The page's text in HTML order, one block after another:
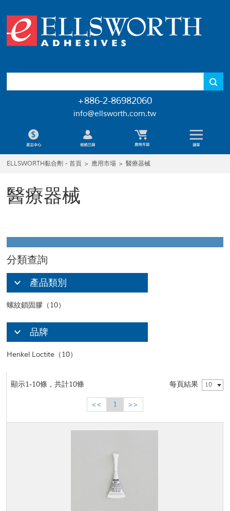
+886-2-86982060
info@ellsworth.com.tw
ELLSWORTH黏合劑 - 首頁 > 應用市場 > 醫療器械
醫療器械
分類查詢
產品類別
螺紋鎖固膠（10）
品牌
Henkel Loctite（10）
顯示1-10條，共計10條 每頁結果 10
<< 1 >>